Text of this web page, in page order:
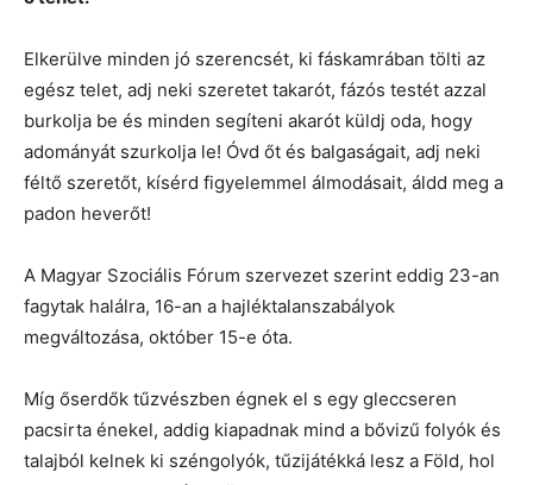
Elkerülve minden jó szerencsét, ki fáskamrában tölti az
egész telet, adj neki szeretet takarót, fázós testét azzal
burkolja be és minden segíteni akarót küldj oda, hogy
adományát szurkolja le! Óvd őt és balgaságait, adj neki
féltő szeretőt, kísérd figyelemmel álmodásait, áldd meg a
padon heverőt!
A Magyar Szociális Fórum szervezet szerint eddig 23-an
fagytak halálra, 16-an a hajléktalanszabályok
megváltozása, október 15-e óta.
Míg őserdők tűzvészben égnek el s egy gleccseren
pacsirta énekel, addig kiapadnak mind a bővizű folyók és
talajból kelnek ki széngolyók, tűzijátékká lesz a Föld, hol